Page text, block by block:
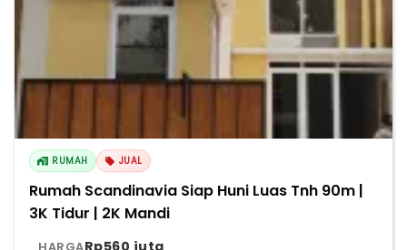
RUMAH JUAL
Rumah Scandinavia Siap Huni Luas Tnh 90m |
3K Tidur | 2K Mandi
HARGARp560 juta